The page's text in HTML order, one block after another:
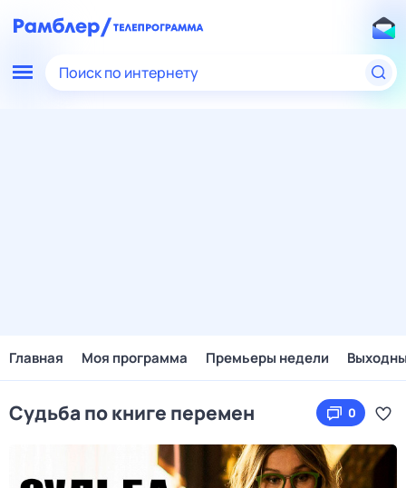
Поиск по интернету
Главная Моя программа Премьеры недели
Судьба по книге перемен 0